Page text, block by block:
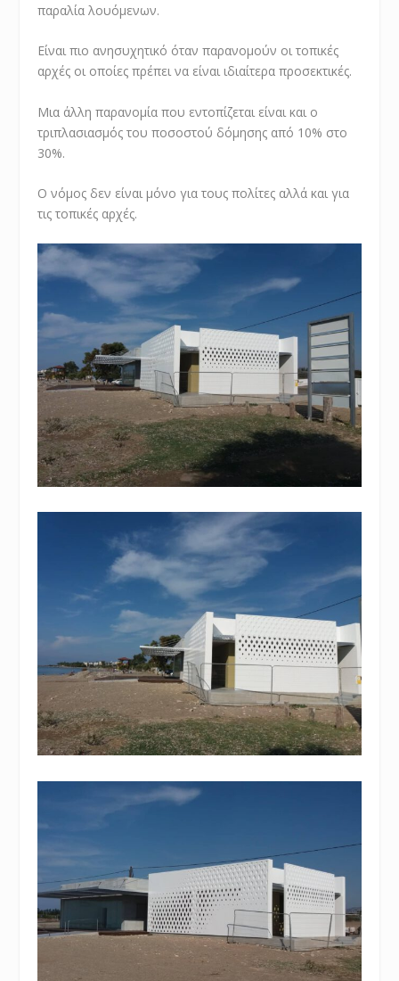
παραλία λουόμενων.
Είναι πιο ανησυχητικό όταν παρανομούν οι τοπικές
αρχές οι οποίες πρέπει να είναι ιδιαίτερα προσεκτικές.
Μια άλλη παρανομία που εντοπίζεται είναι και ο
τριπλασιασμός του ποσοστού δόμησης από 10% στο
30%.
Ο νόμος δεν είναι μόνο για τους πολίτες αλλά και για
τις τοπικές αρχές.